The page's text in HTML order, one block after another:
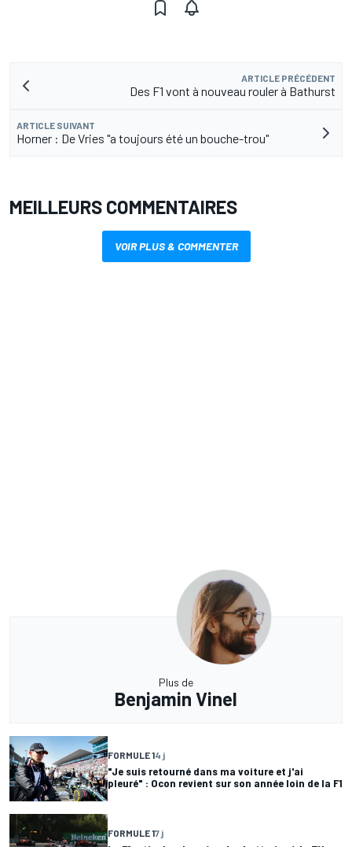
ARTICLE PRÉCÉDENT
Des F1 vont à nouveau rouler à Bathurst
ARTICLE SUIVANT
Horner : De Vries "a toujours été un bouche-trou"
MEILLEURS COMMENTAIRES
VOIR PLUS & COMMENTER
Plus de
Benjamin Vinel
FORMULE 14 j
"Je suis retourné dans ma voiture et j'ai
pleuré" : Ocon revient sur son année loin de la F1
FORMULE 17 j